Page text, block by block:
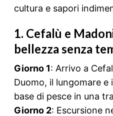
cultura e sapori
1. Cefalù e
bellezza senza
Giorno 1: Arrivo a
Duomo, il lungomare e
base di pesce in una
Giorno 2: Escursione